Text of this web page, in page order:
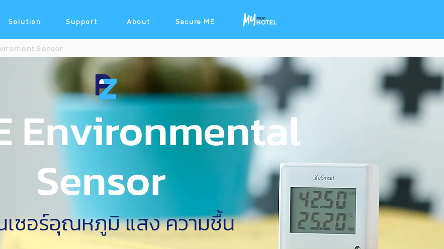
Solution Support About Secure ME
Sensor
Environmental
Sensor
เซอร์อุณหภูมิ แสง ความชื้น